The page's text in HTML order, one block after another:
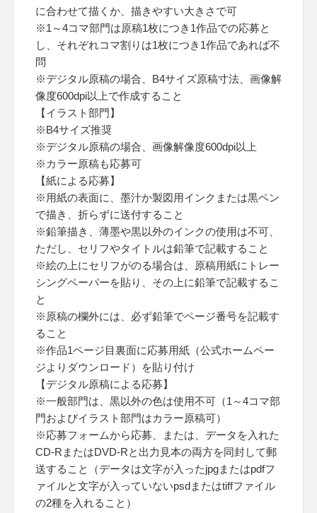
に合わせて描くか、描きやすい大きさで可
※1～4コマ部門は原稿1枚につき1作品での応募と
し、それぞれコマ割りは1枚につき1作品であれば不
問
※デジタル原稿の場合、B4サイズ原稿寸法、画像解
像度600dpi以上で作成すること
【イラスト部門】
※B4サイズ推奨
※デジタル原稿の場合、画像解像度600dpi以上
※カラー原稿も応募可
【紙による応募】
※用紙の表面に、墨汁か製図用インクまたは黒ペン
で描き、折らずに送付すること
※鉛筆描き、薄墨や黒以外のインクの使用は不可、
ただし、セリフやタイトルは鉛筆で記載すること
※絵の上にセリフがのる場合は、原稿用紙にトレー
シングペーパーを貼り、その上に鉛筆で記載するこ
と
※原稿の欄外には、必ず鉛筆でページ番号を記載す
ること
※作品1ページ目裏面に応募用紙（公式ホームペー
ジよりダウンロード）を貼り付け
【デジタル原稿による応募】
※一般部門は、黒以外の色は使用不可（1～4コマ部
門およびイラスト部門はカラー原稿可）
※応募フォームから応募、または、データを入れた
CD-RまたはDVD-Rと出力見本の両方を同封して郵
送すること（データは文字が入ったjpgまたはpdfフ
ァイルと文字が入っていないpsdまたはtiffファイル
の2種を入れること）